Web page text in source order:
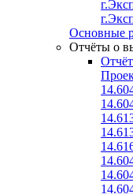
г.
г.
Основные
Отчёты о